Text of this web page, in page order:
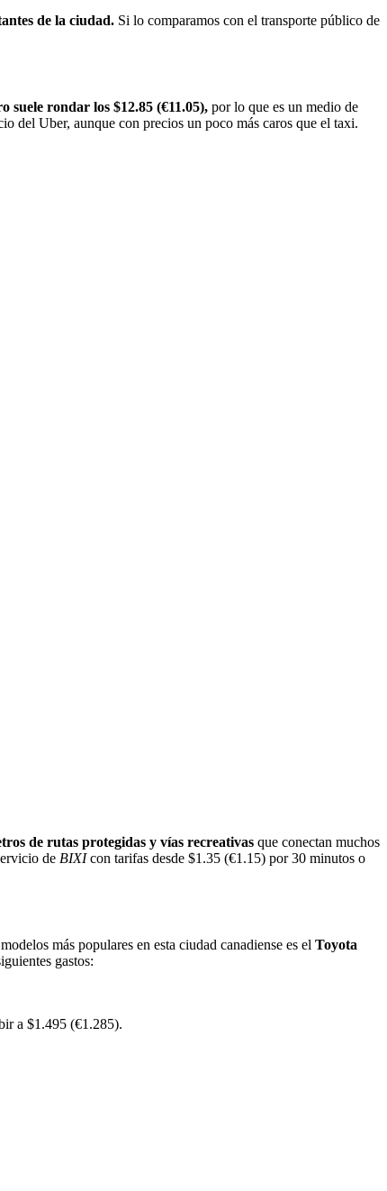
de la ciudad. Si lo comparamos con el transporte público de
suele rondar los $12.85 (€11.05), por lo que es un medio de
del Uber, aunque con precios un poco más caros que el taxi.
de rutas protegidas y vías recreativas que conectan muchos
de BIXIcon tarifas desde $1.35 (€1.15) por 30 minutos o
más populares en esta ciudad canadiense es el Toyota
gastos:
a $1.495 (€1.285).